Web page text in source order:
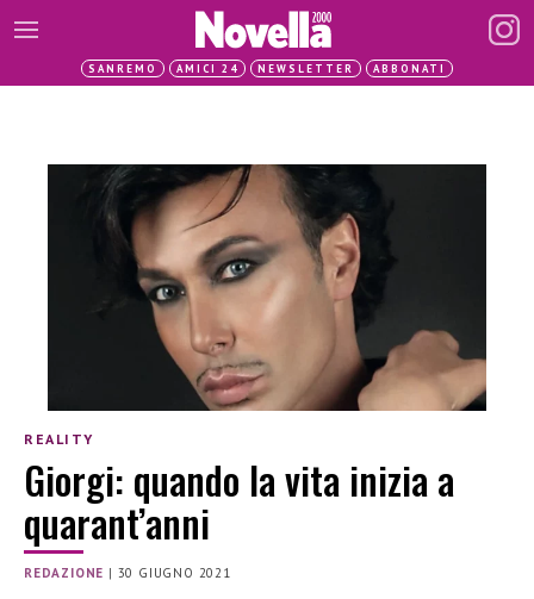
SANREMO AMICI 24 NEWSLETTER ABBONATI
REALITY
Giorgi: quando la vita inizia a
quarant’anni
REDAZIONE | 30 GIUGNO 2021